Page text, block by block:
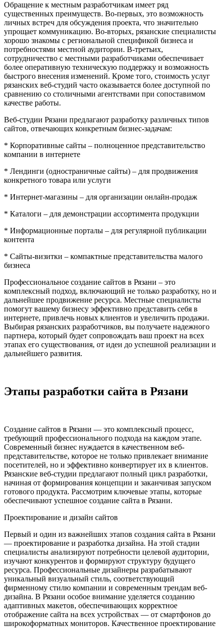
Обращение к местным разработчикам имеет ряд
существенных преимуществ. Во-первых, это возможность
личных встреч для обсуждения проекта, что значительно
упрощает коммуникацию. Во-вторых, рязанские специалисты
хорошо знакомы с региональной спецификой бизнеса и
потребностями местной аудитории. В-третьих,
сотрудничество с местными разработчиками обеспечивает
более оперативную техническую поддержку и возможность
быстрого внесения изменений. Кроме того, стоимость услуг
рязанских веб-студий часто оказывается более доступной по
сравнению со столичными агентствами при сопоставимом
качестве работы.
Веб-студии Рязани предлагают разработку различных типов
сайтов, отвечающих конкретным бизнес-задачам:
* Корпоративные сайты – полноценное представительство
компании в интернете
* Лендинги (одностраничные сайты) – для продвижения
конкретного товара или услуги
* Интернет-магазины – для организации онлайн-продаж
* Каталоги – для демонстрации ассортимента продукции
* Информационные порталы – для регулярной публикации
контента
* Сайты-визитки – компактные представительства малого
бизнеса
Профессиональное создание сайтов в Рязани – это
комплексный подход, включающий не только разработку, но и
дальнейшее продвижение ресурса. Местные специалисты
помогут вашему бизнесу эффективно представить себя в
интернете, привлечь новых клиентов и увеличить продажи.
Выбирая рязанских разработчиков, вы получаете надежного
партнера, который будет сопровождать ваш проект на всех
этапах его существования, от идеи до успешной реализации и
дальнейшего развития.
Этапы разработки сайта в Рязани
Создание сайтов в Рязани — это комплексный процесс,
требующий профессионального подхода на каждом этапе.
Современный бизнес нуждается в качественном веб-
представительстве, которое не только привлекает внимание
посетителей, но и эффективно конвертирует их в клиентов.
Рязанские веб-студии предлагают полный цикл разработки,
начиная от формирования концепции и заканчивая запуском
готового продукта. Рассмотрим ключевые этапы, которые
обеспечивают успешное создание сайта в Рязани.
Проектирование и дизайн сайтов
Первый и один из важнейших этапов создания сайта в Рязани
— проектирование и разработка дизайна. На этой стадии
специалисты анализируют потребности целевой аудитории,
изучают конкурентов и формируют структуру будущего
ресурса. Профессиональные дизайнеры разрабатывают
уникальный визуальный стиль, соответствующий
фирменному стилю компании и современным трендам веб-
дизайна. В Рязани особое внимание уделяется созданию
адаптивных макетов, обеспечивающих корректное
отображение сайта на всех устройствах — от смартфонов до
широкоформатных мониторов. Качественное проектирование